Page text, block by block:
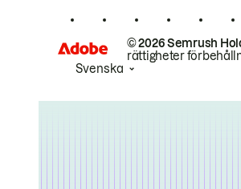
© 2026 Semrush
rättigheter
Svenska